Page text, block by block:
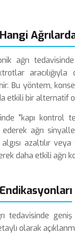
ağrı
Bu yöntem,
etkili bir alternatif
"kapı kontrol
ağrı
azaltılır
daha etkili ağrı
tedavisinde
olarak